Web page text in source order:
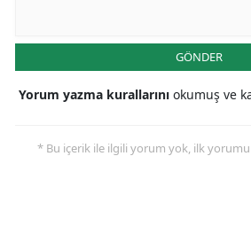
GÖNDER
Yorum yazma kurallarını okumuş ve
* Bu içerik ile ilgili yorum yok, ilk yorumu